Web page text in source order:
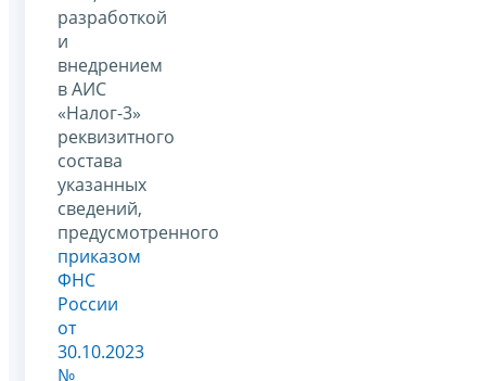
разработкой
и
внедрением
в АИС
«Налог-3»
реквизитного
состава
указанных
сведений,
предусмотренного
приказом
ФНС
России
от
30.10.2023
№